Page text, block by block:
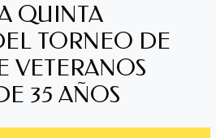
QUINTA
TORNEO DE
VETERANOS
35 AÑOS